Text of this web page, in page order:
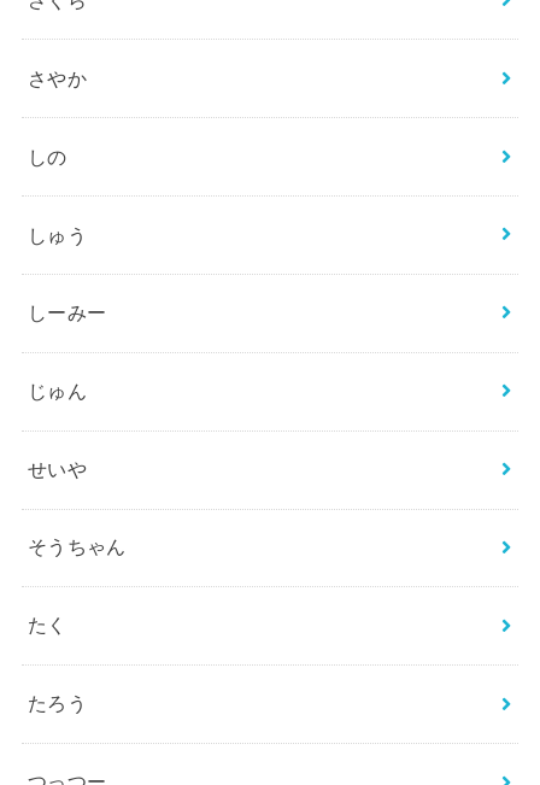
さやか
しの
しゅう
しーみー
じゅん
せいや
そうちゃん
たく
たろう